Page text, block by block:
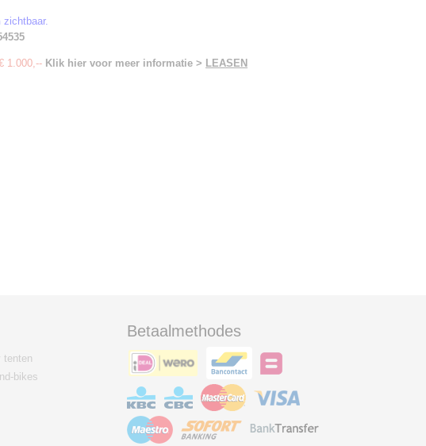
zichtbaar.
1.000,-- Klik hier voor meer informatie > LEASEN
tenten
bikes
Betaalmethodes